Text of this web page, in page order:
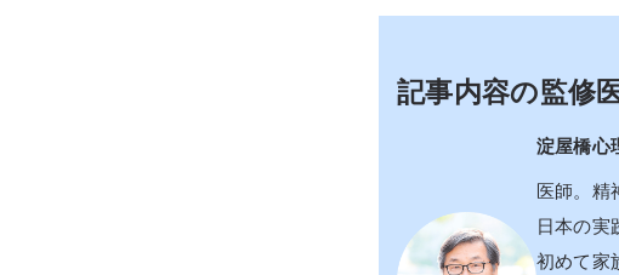
記事内容の監修
淀屋橋心
医師。精
日本の実
初めて家